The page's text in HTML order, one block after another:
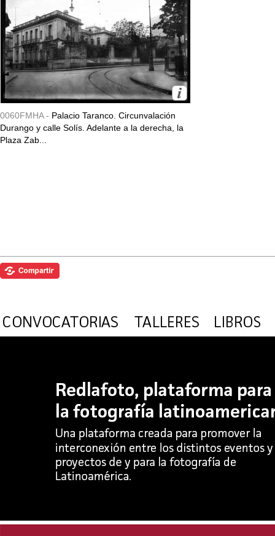
0060FMHA - Palacio Taranco. Circunvalación
Durango y calle Solís. Adelante a la derecha, la
Plaza Zab...